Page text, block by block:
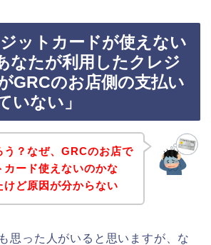
ットカードが使えない
なたが利用したクレジ
GRCのお店側の支払い
いない」
う？なぜ、GRCのお店で
カード使えないのかな
けど原因が分からない
思った人がいると思いますが、な